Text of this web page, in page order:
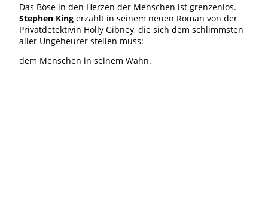
Das Böse in den Herzen der Menschen ist grenzenlos.
Stephen King erzählt in seinem neuen Roman von der
Privatdetektivin Holly Gibney, die sich dem schlimmsten
aller Ungeheurer stellen muss:
dem Menschen in seinem Wahn.